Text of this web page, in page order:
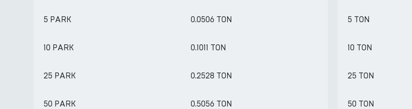
5 PARK 0.0506 TON
10 PARK 0.1011 TON
25 PARK 0.2528 TON
50 PARK 0.5056 TON
5 TON
10 TON
25 TON
50 TON